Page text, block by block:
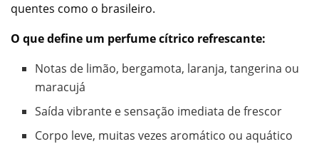
quentes como o brasileiro.
O que define um perfume cítrico refrescante:
Notas de limão, bergamota, laranja, tangerina ou
maracujá
Saída vibrante e sensação imediata de frescor
Corpo leve, muitas vezes aromático ou aquático